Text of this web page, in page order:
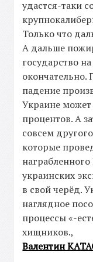
удастся-таки
Только что
А дальше
государство
падение
Украине может
процентов. А
совсем
которые
украинских
в свой черёд.
наглядное
процессы «-
хищников.,
Валентин